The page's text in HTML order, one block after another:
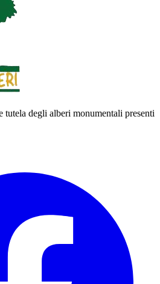
tutela degli alberi monumentali presenti